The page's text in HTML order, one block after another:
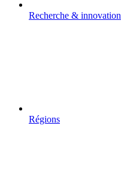
Recherche & innovation
Régions